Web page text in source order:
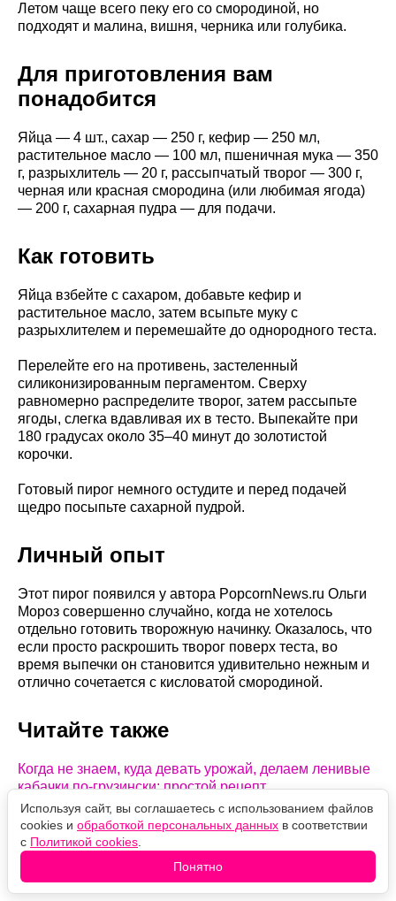
Летом чаще всего пеку его со смородиной, но
подходят и малина, вишня, черника или голубика.
Для приготовления вам
понадобится
Яйца — 4 шт., сахар — 250 г, кефир — 250 мл,
растительное масло — 100 мл, пшеничная мука — 350
г, разрыхлитель — 20 г, рассыпчатый творог — 300 г,
черная или красная смородина (или любимая ягода)
— 200 г, сахарная пудра — для подачи.
Как готовить
Яйца взбейте с сахаром, добавьте кефир и
растительное масло, затем всыпьте муку с
разрыхлителем и перемешайте до однородного теста.
Перелейте его на противень, застеленный
силиконизированным пергаментом. Сверху
равномерно распределите творог, затем рассыпьте
ягоды, слегка вдавливая их в тесто. Выпекайте при
180 градусах около 35–40 минут до золотистой
корочки.
Готовый пирог немного остудите и перед подачей
щедро посыпьте сахарной пудрой.
Личный опыт
Этот пирог появился у автора PopcornNews.ru Ольги
Мороз совершенно случайно, когда не хотелось
отдельно готовить творожную начинку. Оказалось, что
если просто раскрошить творог поверх теста, во
время выпечки он становится удивительно нежным и
отлично сочетается с кисловатой смородиной.
Читайте также
Когда не знаем, куда девать урожай, делаем ленивые
кабачки по-грузински: простой рецепт
Оцените новость
😹 5
Используя сайт, вы соглашаетесь с использованием файлов
cookies и обработкой персональных данных в соответствии
с Политикой cookies
Понятно